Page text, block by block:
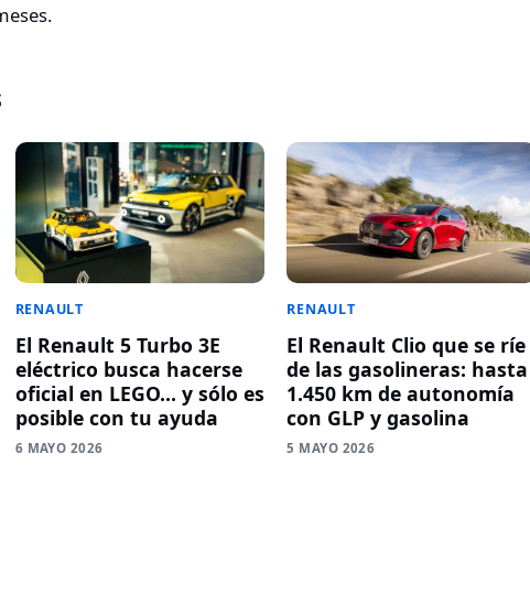
RENAULT
El Renault 5 Turbo 3E
eléctrico busca hacerse
oficial en LEGO… y sólo es
posible con tu ayuda
6 MAYO 2026
RENAULT
El Renault Clio que se ríe
de las gasolineras: hasta
1.450 km de autonomía
con GLP y gasolina
5 MAYO 2026